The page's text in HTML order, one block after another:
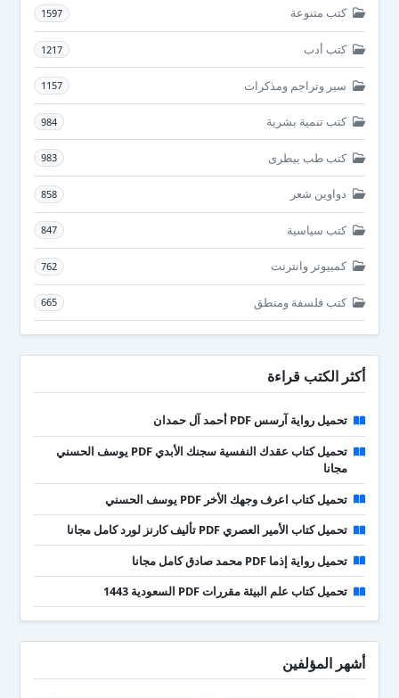
كتب متنوعة 1597
كتب أدب 1217
سير وتراجم ومذكرات 1157
كتب تنمية بشرية 984
كتب طب بيطرى 983
دواوين شعر 858
كتب سياسية 847
كمبيوتر وانترنت 762
كتب فلسفة ومنطق 665
أكثر الكتب قراءة
تحميل رواية آرسس PDF أحمد آل حمدان
تحميل كتاب عقدك النفسية سجنك الأبدي PDF يوسف الحسني
مجانا
تحميل كتاب اعرف وجهك الأخر PDF يوسف الحسني
تحميل كتاب الأمير العصري PDF تأليف كارنز لورد كامل مجانا
تحميل رواية إذما PDF محمد صادق كامل مجانا
تحميل كتاب علم البيئة مقررات PDF السعودية 1443
أشهر المؤلفين